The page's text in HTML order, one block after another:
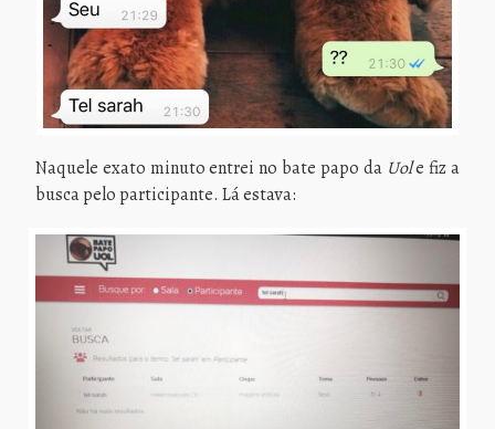
Naquele exato minuto entrei no bate papo da Uole fiz a
busca pelo participante. Lá estava: